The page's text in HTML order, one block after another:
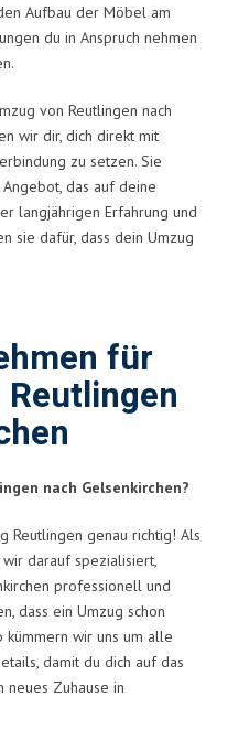
Aufbau der Möbel am
du in Anspruch nehmen
von Reutlingen nach
wir dir, dich direkt mit
zu setzen. Sie
das auf deine
langjährigen Erfahrung und
sie dafür, dass dein Umzug
für
nach Gelsenkirchen?
Reutlingen genau richtig! Als
darauf spezialisiert,
professionell und
dass ein Umzug schon
kümmern wir uns um alle
damit du dich auf das
neues Zuhause in